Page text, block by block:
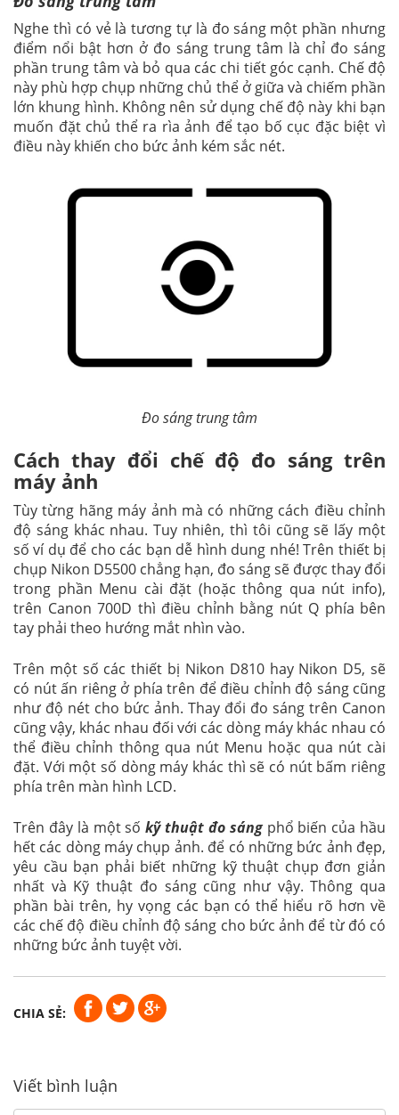
Nghe thì có vẻ là tương tự là đo sáng một phần nhưng
điểm nổi bật hơn ở đo sáng trung tâm là chỉ đo sáng
phần trung tâm và bỏ qua các chi tiết góc cạnh. Chế độ
này phù hợp chụp những chủ thể ở giữa và chiếm phần
lớn khung hình. Không nên sử dụng chế độ này khi bạn
muốn đặt chủ thể ra rìa ảnh để tạo bố cục đặc biệt vì
điều này khiến cho bức ảnh kém sắc nét.
Đo sáng trung tâm
Cách thay đổi chế độ đo sáng trên
máy ảnh
Tùy từng hãng máy ảnh mà có những cách điều chỉnh
độ sáng khác nhau. Tuy nhiên, thì tôi cũng sẽ lấy một
số ví dụ để cho các bạn dễ hình dung nhé! Trên thiết bị
chụp Nikon D5500 chẳng hạn, đo sáng sẽ được thay đổi
trong phần Menu cài đặt (hoặc thông qua nút info),
trên Canon 700D thì điều chỉnh bằng nút Q phía bên
tay phải theo hướng mắt nhìn vào.
Trên một số các thiết bị Nikon D810 hay Nikon D5, sẽ
có nút ấn riêng ở phía trên để điều chỉnh độ sáng cũng
như độ nét cho bức ảnh. Thay đổi đo sáng trên Canon
cũng vậy, khác nhau đối với các dòng máy khác nhau có
thể điều chỉnh thông qua nút Menu hoặc qua nút cài
đặt. Với một số dòng máy khác thì sẽ có nút bấm riêng
phía trên màn hình LCD.
Trên đây là một sốkỹ thuật đo sáng phổ biến của hầu
hết các dòng máy chụp ảnh. để có những bức ảnh đẹp,
yêu cầu bạn phải biết những kỹ thuật chụp đơn giản
nhất và Kỹ thuật đo sáng cũng như vậy. Thông qua
phần bài trên, hy vọng các bạn có thể hiểu rõ hơn về
các chế độ điều chỉnh độ sáng cho bức ảnh để từ đó có
những bức ảnh tuyệt vời.
CHIA SẺ:
Viết bình luận